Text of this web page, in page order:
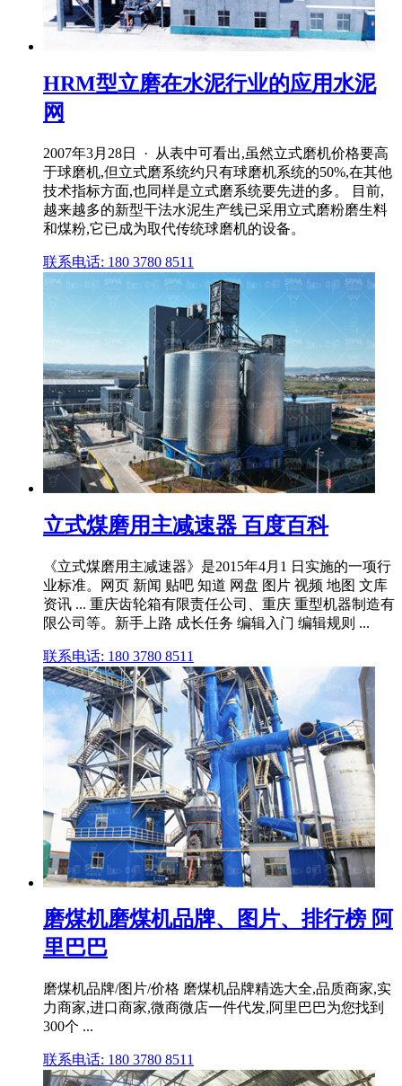
HRM型立磨在水泥行业的应用水泥
网
2007年3月28日 · 从表中可看出,虽然立式磨机价格要高
于球磨机,但立式磨系统约只有球磨机系统的50%,在其他
技术指标方面,也同样是立式磨系统要先进的多。 目前,
越来越多的新型干法水泥生产线已采用立式磨粉磨生料
和煤粉,它已成为取代传统球磨机的设备。
联系电话: 180 3780 8511
立式煤磨用主减速器 百度百科
《立式煤磨用主减速器》是2015年4月1 日实施的一项行
业标准。网页 新闻 贴吧 知道 网盘 图片 视频 地图 文库
资讯 ... 重庆齿轮箱有限责任公司、重庆 重型机器制造有
限公司等。新手上路 成长任务 编辑入门 编辑规则 ...
联系电话: 180 3780 8511
磨煤机磨煤机品牌、图片、排行榜 阿
里巴巴
磨煤机品牌/图片/价格 磨煤机品牌精选大全,品质商家,实
力商家,进口商家,微商微店一件代发,阿里巴巴为您找到
300个 ...
联系电话: 180 3780 8511